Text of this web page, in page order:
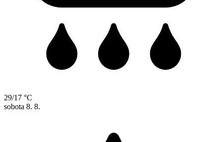
29/17 °C
sobota 8. 8.